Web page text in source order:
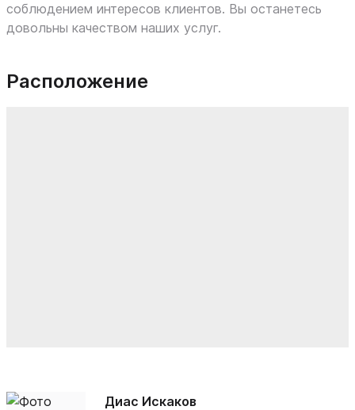
соблюдением интересов клиентов. Вы останетесь
довольны качеством наших услуг.
Расположение
Диас Искаков